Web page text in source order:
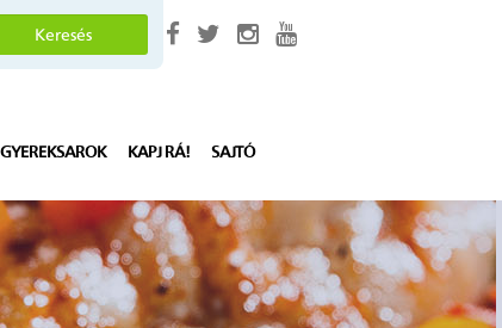
GYEREKSAROK KAPJ RÁ! SAJTÓ